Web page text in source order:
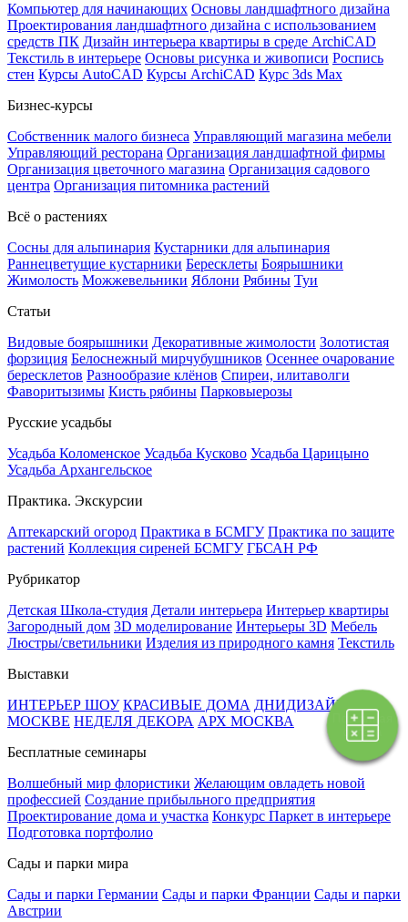
Поэтапная
оплата
Компьютер для начинающих Основы ландшафтного дизайна
Проектирования ландшафтного дизайна с использованием
средств ПК Дизайн интерьера квартиры в среде ArchiCAD
Текстиль в интерьере Основы рисунка и живописи Роспись
стен Курсы AutoCAD Курсы ArchiCAD Курс 3ds Max
Бизнес-курсы
Собственник малого бизнеса Управляющий магазина мебели
Управляющий ресторана Организация ландшафтной фирмы
Организация цветочного магазина Организация садового
центра Организация питомника растений
Всё о растениях
Сосны для альпинария Кустарники для альпинария
Раннецветущие кустарники Бересклеты Боярышники
Жимолость Можжевельники Яблони Рябины Туи
Статьи
Видовые боярышники Декоративные жимолости Золотистая
форзиция Белоснежный мирчубушников Осеннее очарование
бересклетов Разнообразие клёнов Спиреи, илитаволги
Фаворитызимы Кисть рябины Парковыерозы
Русские усадьбы
Усадьба Коломенское Усадьба Кусково Усадьба Царицыно
Усадьба Архангельское
Практика. Экскурсии
Аптекарский огород Практика в БСМГУ Практика по защите
растений Коллекция сиреней БСМГУ ГБСАН РФ
Рубрикатор
Детская Школа-студия Детали интерьера Интерьер квартиры
Загородный дом 3D моделирование Интерьеры 3D Мебель
Люстры/светильники Изделия из природного камня Текстиль
Выставки
ИНТЕРЬЕР ШОУ КРАСИВЫЕ ДОМА ДНИДИЗАЙНА В
МОСКВЕ НЕДЕЛЯ ДЕКОРА АРХ МОСКВА
Бесплатные семинары
Волшебный мир флористики Желающим овладеть новой
профессией Создание прибыльного предприятия
Проектирование дома и участка Конкурс Паркет в интерьере
Подготовка портфолио
Сады и парки мира
Сады и парки Германии Сады и парки Франции Сады и парки
Австрии